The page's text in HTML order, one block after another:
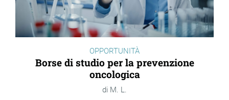
OPPORTUNITÀ
Borse di studio per la prevenzione
oncologica
M. L.